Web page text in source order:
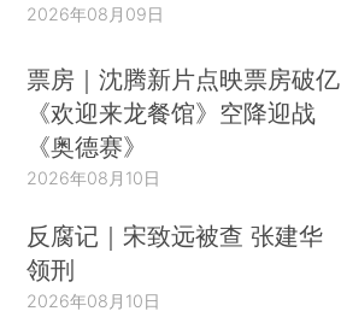
2026年08月09日
票房｜沈腾新片点映票房破亿
《欢迎来龙餐馆》空降迎战
《奥德赛》
2026年08月10日
反腐记｜宋致远被查 张建华
领刑
2026年08月10日